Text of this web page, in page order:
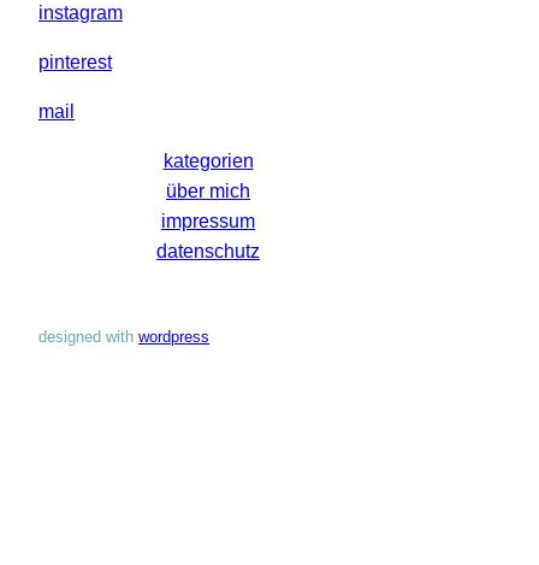
instagram
pinterest
mail
kategorien
über mich
impressum
datenschutz
designed with wordpress